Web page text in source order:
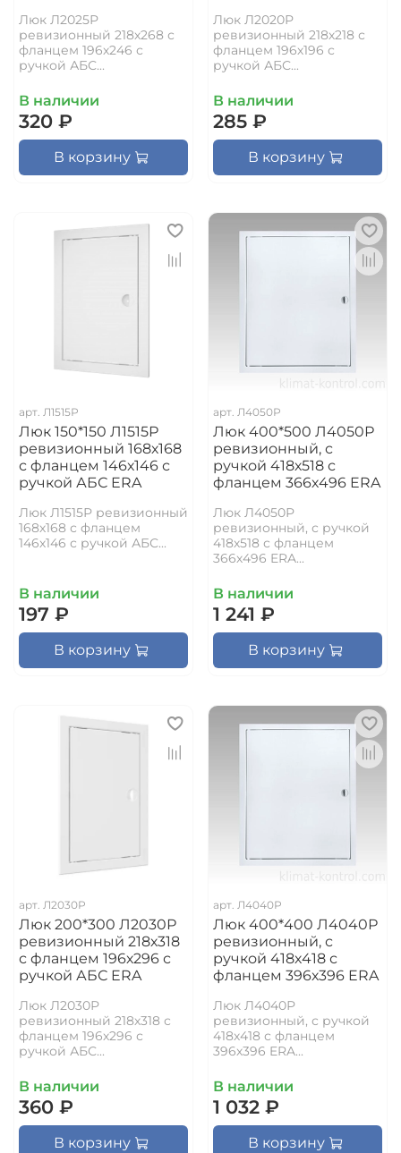
Люк Л2025Р
ревизионный 218х268 с
фланцем 196х246 с
ручкой АБС...
В наличии
320 ₽
В корзину
Люк Л2020Р
ревизионный 218х218 с
фланцем 196х196 с
ручкой АБС...
В наличии
285 ₽
В корзину
арт. Л1515Р
Люк 150*150 Л1515Р
ревизионный 168х168
с фланцем 146х146 с
ручкой АБС ERA
Люк Л1515Р ревизионный
168х168 с фланцем
146х146 с ручкой АБС...
В наличии
197 ₽
В корзину
арт. Л4050Р
Люк 400*500 Л4050Р
ревизионный, с
ручкой 418х518 с
фланцем 366х496 ERA
Люк Л4050Р
ревизионный, с ручкой
418х518 с фланцем
366х496 ERA...
В наличии
1 241 ₽
В корзину
арт. Л2030Р
Люк 200*300 Л2030Р
ревизионный 218х318
с фланцем 196х296 с
ручкой АБС ERA
Люк Л2030Р
ревизионный 218х318 с
фланцем 196х296 с
ручкой АБС...
В наличии
360 ₽
В корзину
арт. Л4040Р
Люк 400*400 Л4040Р
ревизионный, с
ручкой 418х418 с
фланцем 396х396 ERA
Люк Л4040Р
ревизионный, с ручкой
418х418 с фланцем
396х396 ERA...
В наличии
1 032 ₽
В корзину